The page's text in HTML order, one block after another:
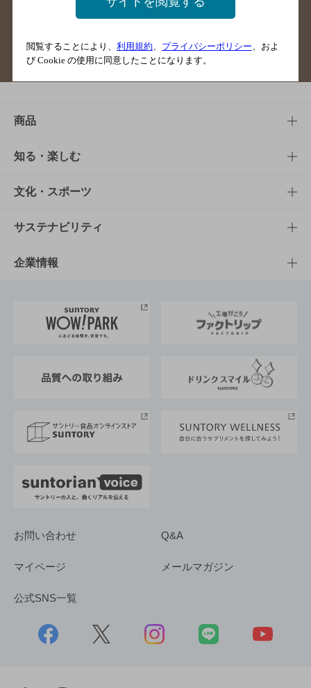
サイトマップ ご意見・ご感想
商品
商品TOP
商品一覧
商品発売情報
栄養成分一覧
知る・楽しむ
知る・楽しむTOP
キャンペーン
工場見学
地域情報
文化・スポーツ
文化・スポーツTOP
サントリーホール
サントリーサンバーズ大阪
サステナビリティ
サステナビリティTOP
サントリーが考えるサステナビリティ経営
企業情報
企業概要
採用情報
お問い合わせ Q&A
マイページ メールマガジン
公式SNS一覧
閲覧することにより、 利用規約 プライバシーポリシー 、およ
び Cookie の使用に同意したことになります。